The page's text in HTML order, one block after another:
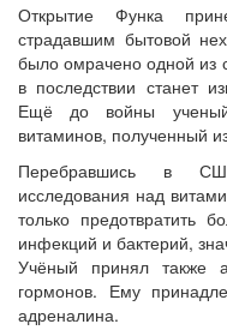
Открытие Функа
страдавшим бытовой
было омрачено одной из
в последствии станет
Ещё до войны ученый
витаминов, полученный
Перебравшись в
исследования над
только предотвратить
инфекций и бактерий,
Учёный принял также
гормонов. Ему
адреналина.